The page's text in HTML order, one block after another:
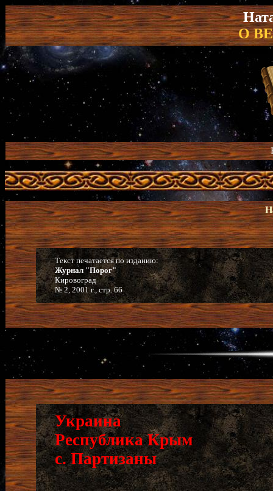
О
Текст печатается по изданию:
Журнал "Порог"
Кировоград
№ 2, 2001 г., стр. 66
Украина
Республика Крым
с. Партизаны